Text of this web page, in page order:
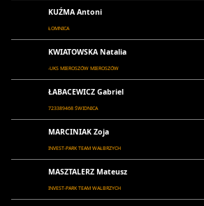
KUŹMA Antoni
ŁOMNICA
KWIATOWSKA Natalia
-UKS MIEROSZÓW MIEROSZÓW
ŁABACEWICZ Gabriel
723389468 ŚWIDNICA
MARCINIAK Zoja
INVEST-PARK TEAM WAŁBRZYCH
MASZTALERZ Mateusz
INVEST-PARK TEAM WALBRZYCH